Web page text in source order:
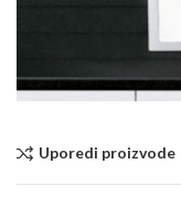
Uporedi proizvode